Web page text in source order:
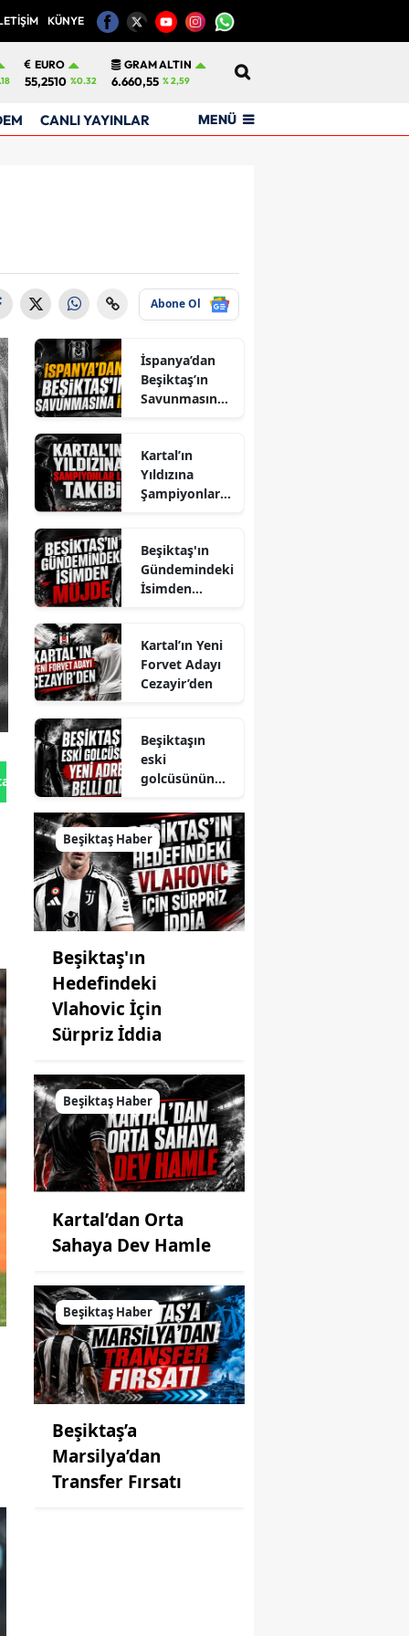
KÜNYE
EURO
55,2510 %0.32
GRAM ALTIN
6.660,55 % 2,59
CANLI YAYINLAR MENÜ
Abone Ol
Gönder
İspanya’dan
Beşiktaş’ın
Savunmasına
Kartal’ın
Yıldızına
Şampiyonlar
Beşiktaş'ın
Gündemindeki
İsimden
Kartal’ın Yeni
Forvet Adayı
Cezayir’den
Beşiktaşın
eski
golcüsünün
belli oldu
Beşiktaş Haber
Beşiktaş'ın
Hedefindeki
Vlahovic İçin
Sürpriz İddia
Beşiktaş Haber
Kartal’dan Orta
Sahaya Dev Hamle
Beşiktaş Haber
Beşiktaş’a
Marsilya’dan
Transfer Fırsatı